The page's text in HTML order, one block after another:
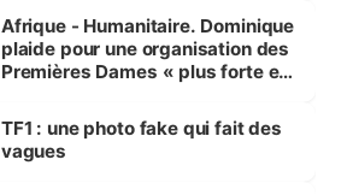
Afrique - Humanitaire. Dominique
plaide pour une organisation des
Premières Dames « plus forte et
sur la scène internationale »
TF1 : une photo fake qui fait des
vagues